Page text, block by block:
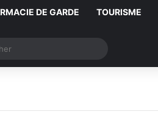
DE GARDE TOURISME